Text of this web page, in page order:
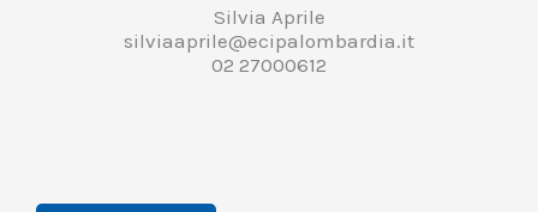
Silvia Aprile
silviaaprile@ecipalombardia.it
02 27000612